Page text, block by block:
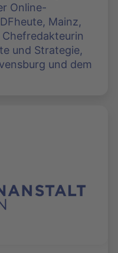
Online-
Mainz,
und Strategie,
und dem